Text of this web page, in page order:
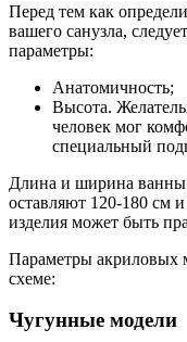
Перед тем как
вашего санузла,
параметры:
Анатомичность;
Высота.
человек мог
специальный
Длина и ширина
оставляют 120-180 см
изделия может быть
Параметры акриловых
схеме:
Чугунные модели